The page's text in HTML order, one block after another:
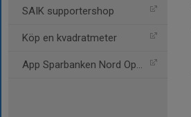
SAIK supportershop
Köp en kvadratmeter
App Sparbanken Nord Open